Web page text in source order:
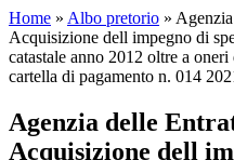
Home » Albo pretorio »
Acquisizione dell impegno di
catastale anno 2012 oltre a
cartella di pagamento n. 014
Agenzia delle
Acquisizione dell